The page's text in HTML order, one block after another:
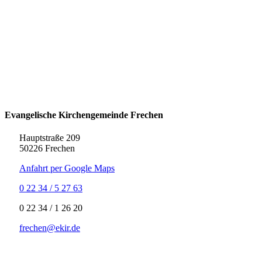
Evangelische Kirchengemeinde Frechen
Hauptstraße 209
50226 Frechen
Anfahrt per Google Maps
0 22 34 / 5 27 63
‍0 22 34 / ‍1 26 20
frechen@ekir.de